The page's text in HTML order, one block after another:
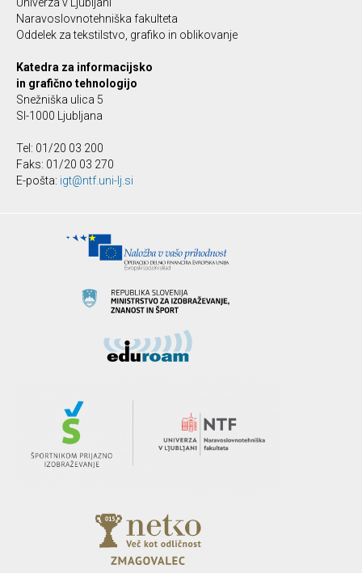
Naravoslovnotehniška fakulteta
Oddelek za tekstilstvo, grafiko in oblikovanje
Katedra za informacijsko
in grafično tehnologijo
Snežniška ulica 5
SI-1000 Ljubljana
Tel: 01/20 03 200
Faks: 01/20 03 270
E-pošta: igt@ntf.uni-lj.si